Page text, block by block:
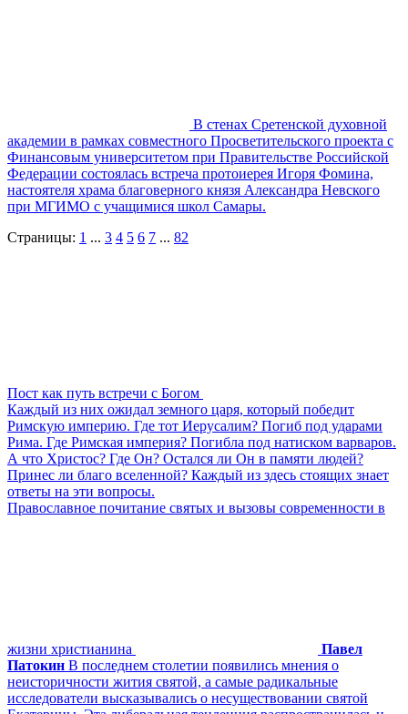
В стенах Сретенской духовной
академии в рамках совместного Просветительского проекта с
Финансовым университетом при Правительстве Российской
Федерации состоялась встреча протоиерея Игоря Фомина,
настоятеля храма благоверного князя Александра Невского
при МГИМО с учащимися школ Самары.
Страницы: 1 ... 3 4 5 6 7 ... 82
Пост как путь встречи с Богом
Каждый из них ожидал земного царя, который победит
Римскую империю. Где тот Иерусалим? Погиб под ударами
Рима. Где Римская империя? Погибла под натиском варваров.
А что Христос? Где Он? Остался ли Он в памяти людей?
Принес ли благо вселенной? Каждый из здесь стоящих знает
ответы на эти вопросы.
Православное почитание святых и вызовы современности в
жизни христианина
Павел
Патокин В последнем столетии появились мнения о
неисторичности жития святой, а самые радикальные
исследователи высказывались о несуществовании святой